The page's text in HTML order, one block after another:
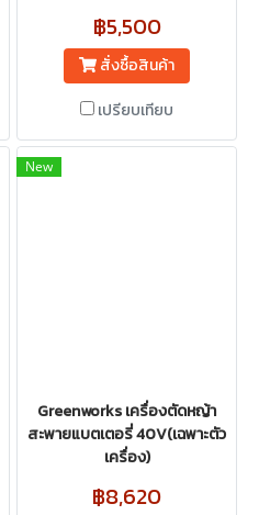
฿5,500
สั่งซื้อสินค้า
เปรียบเทียบ
New
Greenworks เครื่องตัดหญ้า
สะพายแบตเตอรี่ 40V(เฉพาะตัว
เครื่อง)
฿8,620